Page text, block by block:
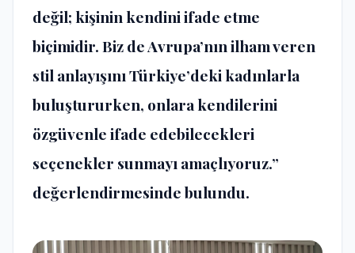
değil; kişinin kendini ifade etme
biçimidir. Biz de Avrupa’nın ilham veren
stil anlayışını Türkiye’deki kadınlarla
buluştururken, onlara kendilerini
özgüvenle ifade edebilecekleri
seçenekler sunmayı amaçlıyoruz.”
değerlendirmesinde bulundu.